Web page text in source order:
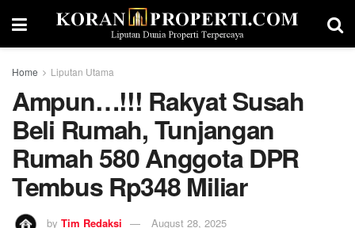
Home Liputan Utama
Ampun…!!! Rakyat Susah
Beli Rumah, Tunjangan
Rumah 580 Anggota DPR
Tembus Rp348 Miliar
by Tim Redaksi August 28, 2025